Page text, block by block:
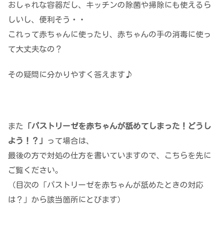
おしゃれな容器だし、キッチンの除菌や掃除にも使えるら
しいし、便利そう・・
これって赤ちゃんに使ったり、赤ちゃんの手の消毒に使っ
て大丈夫なの？
その疑問に分かりやすく答えます♪
また
「パストリーゼを赤ちゃんが舐めてしまった！どうし
よう！？」
って場合は、
最後の方で対処の仕方を書いていますので、こちらを先に
ご覧ください。
（目次の「パストリーゼを赤ちゃんが舐めたときの対応
は？」から該当箇所にとびます）